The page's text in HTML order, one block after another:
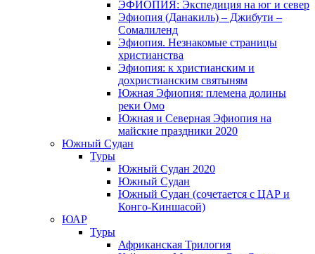
ЭФИОПИЯ: Экспедиция на юг и север
Эфиопия (Данакиль) – Джибути –
Cомалиленд
Эфиопия. Незнакомые страницы
христианства
Эфиопия: к христианским и
дохристианским святыням
Южная Эфиопия: племена долины
реки Омо
Южная и Северная Эфиопия на
майские праздники 2020
Южный Судан
Туры
Южный Cудан 2020
Южный Cудан
Южный Судан (сочетается с ЦАР и
Конго-Киншасой)
ЮАР
Туры
Африканская Трилогия